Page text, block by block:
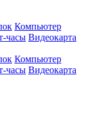
Компьютер
часы Видеокарта
Компьютер
часы Видеокарта